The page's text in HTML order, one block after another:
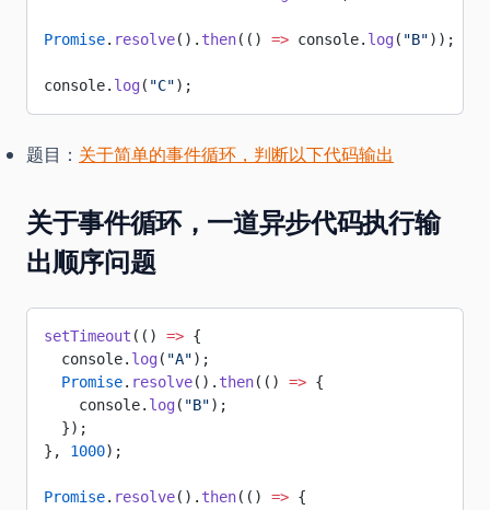
Promise. resolve(). then(() => console. log( "B"));
console. log( "C");
题目： 关于简单的事件循环，判断以下代码输出
关于事件循环，一道异步代码执行输
出顺序问题
setTimeout (() => {
  console.
log( "A");
  Promise
. resolve(). then(() => {
    console.
log( "B");
  });
}, 1000);
Promise. resolve(). then(() => {